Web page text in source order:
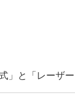
と「レーザ